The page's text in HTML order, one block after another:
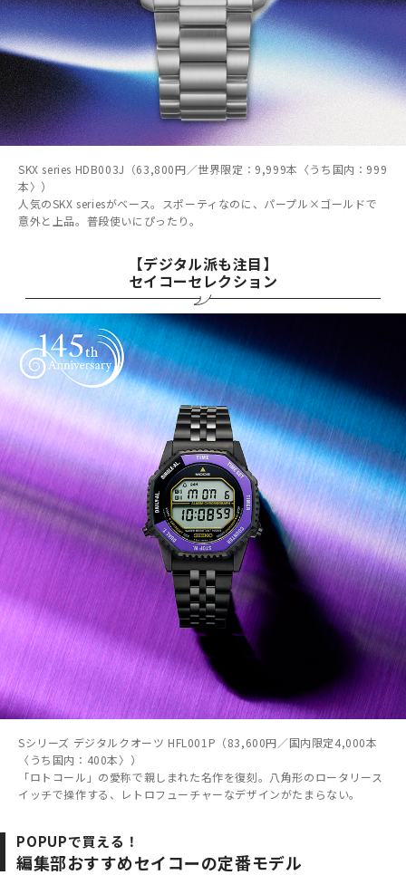
SKX series HDB003J（63,800円／世界限定：9,999本〈うち国内：999
本〉）
人気のSKX seriesがベース。スポーティなのに、パープル×ゴールドで
意外と上品。普段使いにぴったり。
【デジタル派も注目】
セイコーセレクション
Sシリーズ デジタルクオーツ HFL001P（83,600円／国内限定4,000本
〈うち国内：400本〉）
「ロトコール」の愛称で親しまれた名作を復刻。八角形のロータリース
イッチで操作する、レトロフューチャーなデザインがたまらない。
POPUPで買える！
編集部おすすめセイコーの定番モデル